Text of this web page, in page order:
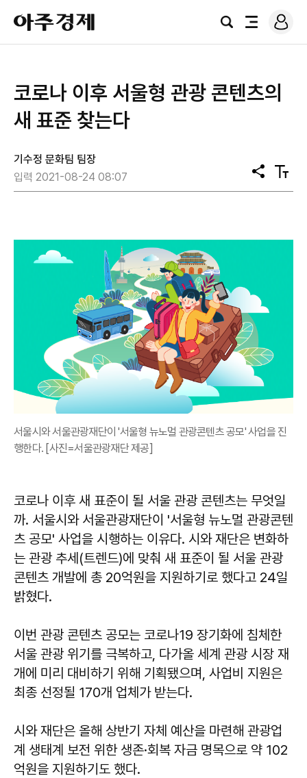
아
주
경
검
전
로
그
코로나 이후 서울형 관광 콘텐츠의
새 표준 찾는다
기수정 문화팀 팀장
입력 2021-08-24 08:07
공
유
텍
스
서울시와 서울관광재단이 '서울형 뉴노멀 관광콘텐츠 공모' 사업을 진
행한다. [사진=서울관광재단 제공]
코로나 이후 새 표준이 될 서울 관광 콘텐츠는 무엇일
까. 서울시와 서울관광재단이 '서울형 뉴노멀 관광콘텐
츠 공모' 사업을 시행하는 이유다. 시와 재단은 변화하
는 관광 추세(트렌드)에 맞춰 새 표준이 될 서울 관광
콘텐츠 개발에 총 20억원을 지원하기로 했다고 24일
밝혔다.
이번 관광 콘텐츠 공모는 코로나19 장기화에 침체한
서울 관광 위기를 극복하고, 다가올 세계 관광 시장 재
개에 미리 대비하기 위해 기획됐으며, 사업비 지원은
최종 선정될 170개 업체가 받는다.
시와 재단은 올해 상반기 자체 예산을 마련해 관광업
계 생태계 보전 위한 생존·회복 자금 명목으로 약 102
억원을 지원하기도 했다.